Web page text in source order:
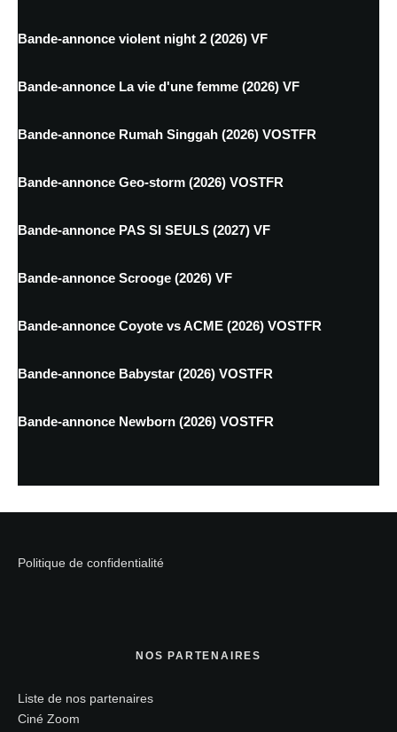
Bande-annonce violent night 2 (2026) VF
Bande-annonce La vie d'une femme (2026) VF
Bande-annonce Rumah Singgah (2026) VOSTFR
Bande-annonce Geo-storm (2026) VOSTFR
Bande-annonce PAS SI SEULS (2027) VF
Bande-annonce Scrooge (2026) VF
Bande-annonce Coyote vs ACME (2026) VOSTFR
Bande-annonce Babystar (2026) VOSTFR
Bande-annonce Newborn (2026) VOSTFR
Politique de confidentialité
NOS PARTENAIRES
Liste de nos partenaires
Ciné Zoom